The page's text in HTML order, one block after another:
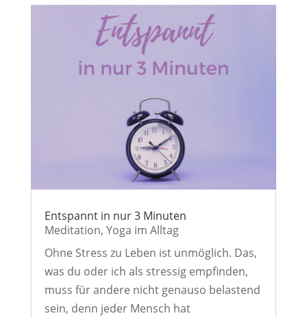
Entspannt in nur 3 Minuten
Meditation, Yoga im Alltag
Ohne Stress zu Leben ist unmöglich. Das,
was du oder ich als stressig empfinden,
muss für andere nicht genauso belastend
sein, denn jeder Mensch hat